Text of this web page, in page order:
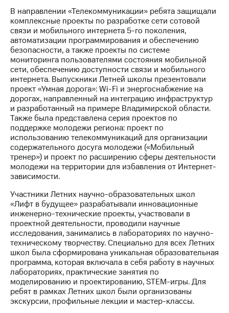
Корпоративный
секретарь
Раскрытие
информации
Информация
акционерам
Документы
ПАО
"МТС"
Собрания
акционеров
Личный
кабинет
акционера
Акционерный
капитал
Контроль
и
Рынок
акций
Описание
Программа
приобретения
Порядок
выкупа
акций
Дивиденды
Рынок
облигаций
В направлении «Телекоммуникации» ребята защищали
комплексные проекты по разработке сети сотовой
связи и мобильного интернета 5-го поколения,
автоматизации программирования и обеспечению
безопасности, а также проекты по системе
мониторинга пользователями состояния мобильной
сети, обеспечению доступности связи и мобильного
интернета. Выпускники Летней школы презентовали
проект «Умная дорога»: Wi-Fi и энергоснабжение на
дорогах, направленный на интеграцию инфраструктур
и разработанный на примере Владимирской области.
Также была представлена серия проектов по
поддержке молодежи региона: проект по
использованию телекоммуникаций для организации
содержательного досуга молодежи («Мобильный
тренер») и проект по расширению сферы деятельности
молодежи на территории для избавления от Интернет-
зависимости.
Участники Летних научно-образовательных школ
«Лифт в будущее» разрабатывали инновационные
инженерно-технические проекты, участвовали в
проектной деятельности, проводили научные
исследования, занимались в лабораториях по научно-
техническому творчеству. Специально для всех Летних
школ была сформирована уникальная образовательная
программа, которая включала в себя работу в научных
лабораториях, практические занятия по
моделированию и проектированию, STEM-игры. Для
ребят в рамках Летних школ были организованы
экскурсии, профильные лекции и мастер-классы.